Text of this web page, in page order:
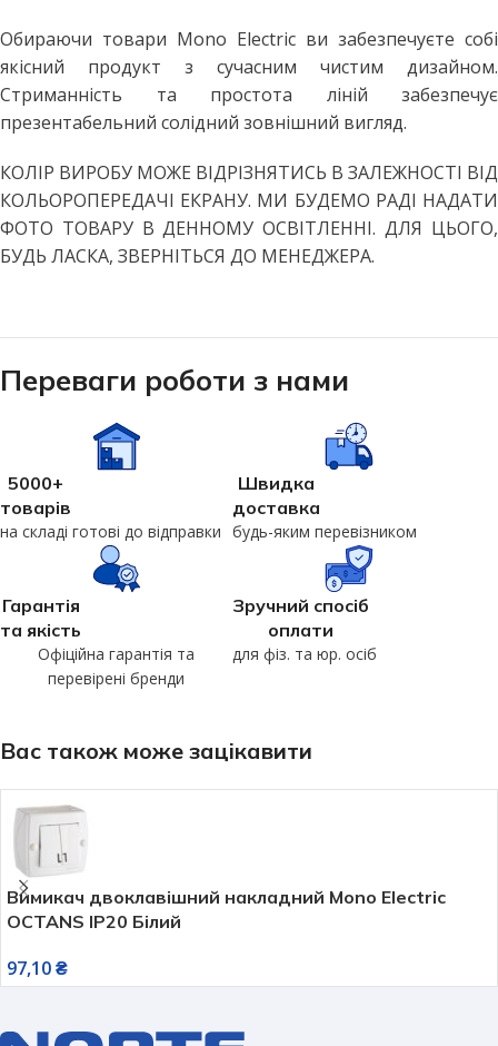
Обираючи товари Mono Electric ви забезпечуєте собі
якісний продукт з сучасним чистим дизайном.
Стриманність та простота ліній забезпечує
презентабельний солідний зовнішний вигляд.
КОЛІР ВИРОБУ МОЖЕ ВІДРІЗНЯТИСЬ В ЗАЛЕЖНОСТІ ВІД
КОЛЬОРОПЕРЕДАЧІ ЕКРАНУ. МИ БУДЕМО РАДІ НАДАТИ
ФОТО ТОВАРУ В ДЕННОМУ ОСВІТЛЕННІ. ДЛЯ ЦЬОГО,
БУДЬ ЛАСКА, ЗВЕРНІТЬСЯ ДО МЕНЕДЖЕРА.
Переваги роботи з нами
5000+
товарів
на складі готові до відправки
Швидка
доставка
будь-яким перевізником
Гарантія
та якість
Офіційна гарантія та
перевірені бренди
Зручний спосіб
оплати
для фіз. та юр. осіб
Вас також може зацікавити
Вимикач двоклавішний накладний Mono Electric
OCTANS IP20 Білий
97,10₴